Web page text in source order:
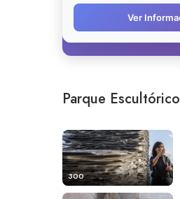
Parque Escultórico
300